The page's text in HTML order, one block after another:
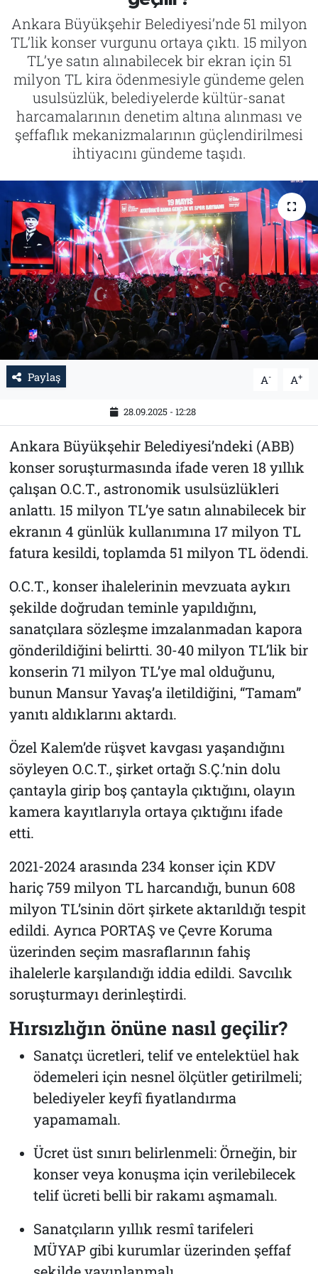
Ankara Büyükşehir Belediyesi’nde 51 milyon
TL’lik konser vurgunu ortaya çıktı. 15 milyon
TL’ye satın alınabilecek bir ekran için 51
milyon TL kira ödenmesiyle gündeme gelen
usulsüzlük, belediyelerde kültür-sanat
harcamalarının denetim altına alınması ve
şeffaflık mekanizmalarının güçlendirilmesi
ihtiyacını gündeme taşıdı.
Paylaş A- A+
28.09.2025 - 12:28
Ankara Büyükşehir Belediyesi’ndeki (ABB)
konser soruşturmasında ifade veren 18 yıllık
çalışan O.C.T., astronomik usulsüzlükleri
anlattı. 15 milyon TL’ye satın alınabilecek bir
ekranın 4 günlük kullanımına 17 milyon TL
fatura kesildi, toplamda 51 milyon TL ödendi.
O.C.T., konser ihalelerinin mevzuata aykırı
şekilde doğrudan teminle yapıldığını,
sanatçılara sözleşme imzalanmadan kapora
gönderildiğini belirtti. 30-40 milyon TL’lik bir
konserin 71 milyon TL’ye mal olduğunu,
bunun Mansur Yavaş’a iletildiğini, “Tamam”
yanıtı aldıklarını aktardı.
Özel Kalem’de rüşvet kavgası yaşandığını
söyleyen O.C.T., şirket ortağı S.Ç.’nin dolu
çantayla girip boş çantayla çıktığını, olayın
kamera kayıtlarıyla ortaya çıktığını ifade
etti.
2021-2024 arasında 234 konser için KDV
hariç 759 milyon TL harcandığı, bunun 608
milyon TL’sinin dört şirkete aktarıldığı tespit
edildi. Ayrıca PORTAŞ ve Çevre Koruma
üzerinden seçim masraflarının fahiş
ihalelerle karşılandığı iddia edildi. Savcılık
soruşturmayı derinleştirdi.
Hırsızlığın önüne nasıl geçilir?
Sanatçı ücretleri, telif ve entelektüel hak
ödemeleri için nesnel ölçütler getirilmeli;
belediyeler keyfî fiyatlandırma
yapamamalı.
Ücret üst sınırı belirlenmeli: Örneğin, bir
konser veya konuşma için verilebilecek
telif ücreti belli bir rakamı aşmamalı.
Sanatçıların yıllık resmî tarifeleri
MÜYAP gibi kurumlar üzerinden şeffaf
Tarih
İletişim
Künye